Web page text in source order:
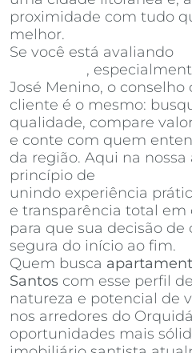
proximidade com tudo
melhor.
Se você está avaliando
,
José Menino, o
cliente é o mesmo:
qualidade, compare
e conte com quem
da região. Aqui na
princípio de
unindo experiência
e transparência total em
para que sua decisão
segura do início ao fim.
Quem busca
Santos com esse perfil
natureza e potencial de
nos arredores do
oportunidades mais